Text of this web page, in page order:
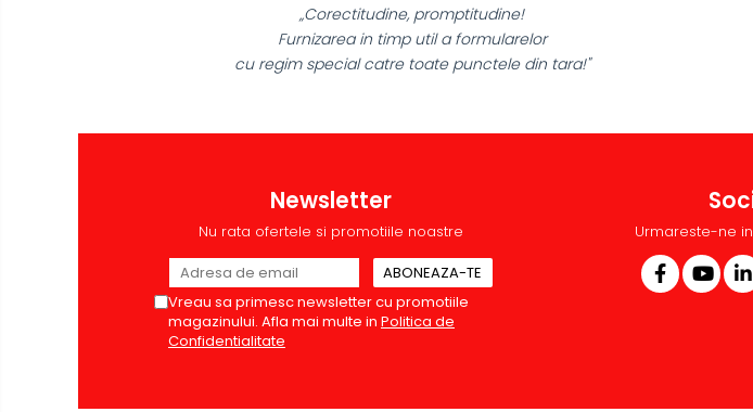
Accesorii pentru protectia
Articole de unica folosinta
Copii - tricouri si hanorace
Comunicare si prezentare
„Corectitudine, promptitudine!
Furnizarea in timp util a formularelor
cu regim special catre toate punctele din tara!"
Newsletter
Nu rata ofertele si promotiile noastre
Vreau sa primesc newsletter cu promotiile
magazinului. Afla mai multe in Politica de
Confidentialitate
Urmareste-ne